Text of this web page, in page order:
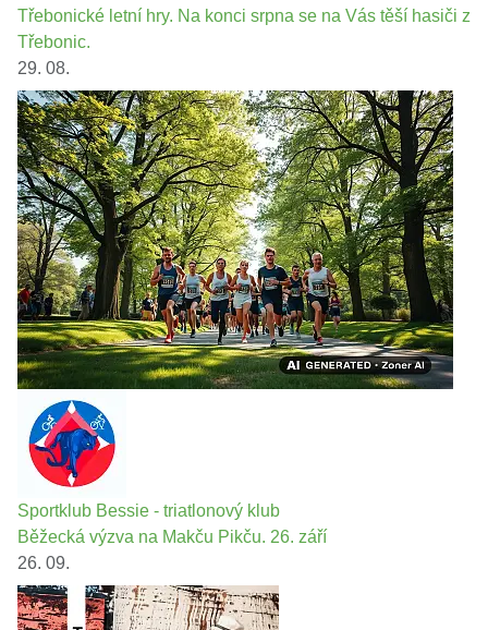
Třebonické letní hry. Na konci srpna se na Vás těší hasiči z
Třebonic.
29. 08.
Sportklub Bessie - triatlonový klub
Běžecká výzva na Makču Pikču. 26. září
26. 09.